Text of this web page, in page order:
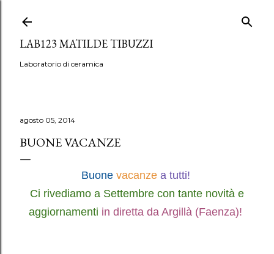
LAB123 MATILDE TIBUZZI
Laboratorio di ceramica
agosto 05, 2014
BUONE VACANZE
Buone vacanze a tutti!
Ci rivediamo a Settembre con tante novità e
aggiornamenti in diretta da Argillà (Faenza)!